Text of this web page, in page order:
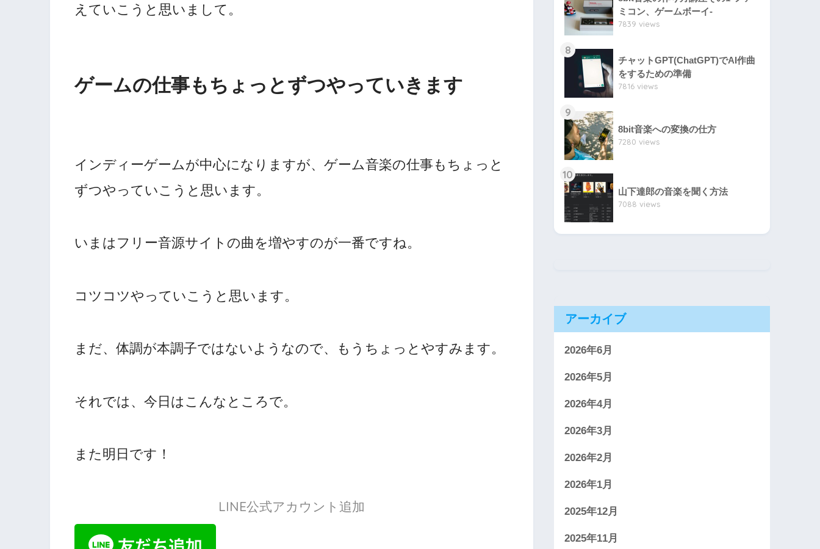
えていこうと思いまして。
ゲームの仕事もちょっとずつやっていきます
インディーゲームが中心になりますが、ゲーム音楽の仕事もちょっと
ずつやっていこうと思います。
いまはフリー音源サイトの曲を増やすのが一番ですね。
コツコツやっていこうと思います。
まだ、体調が本調子ではないようなので、もうちょっとやすみます。
それでは、今日はこんなところで。
また明日です！
LINE公式アカウント追加
ミコン、ゲームボーイ-
7839 views
8
チャットGPT(ChatGPT)でAI作曲
をするための準備
7816 views
9
8bit音楽への変換の仕方
7280 views
10
山下達郎の音楽を聞く方法
7088 views
アーカイブ
2026年6月
2026年5月
2026年4月
2026年3月
2026年2月
2026年1月
2025年12月
2025年11月